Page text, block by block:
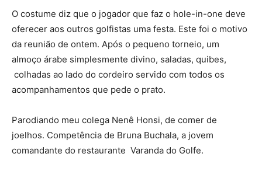
O costume diz que o jogador que faz o hole-in-one deve
oferecer aos outros golfistas uma festa. Este foi o motivo
da reunião de ontem. Após o pequeno torneio, um
almoço árabe simplesmente divino, saladas, quibes,
colhadas ao lado do cordeiro servido com todos os
acompanhamentos que pede o prato.
Parodiando meu colega Nenê Honsi, de comer de
joelhos. Competência de Bruna Buchala, a jovem
comandante do restaurante Varanda do Golfe.